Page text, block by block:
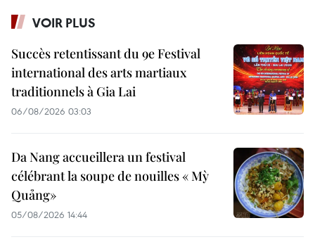
VOIR PLUS
Succès retentissant du 9e Festival
international des arts martiaux
traditionnels à Gia Lai
06/08/2026 03:03
Da Nang accueillera un festival
célébrant la soupe de nouilles « Mỳ
Quảng»
05/08/2026 14:44